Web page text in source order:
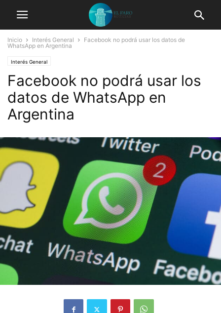
Inicio Interés General
Facebook no podrá usar los datos de
WhatsApp en Argentina
Interés General
Facebook no podrá usar los
datos de WhatsApp en
Argentina